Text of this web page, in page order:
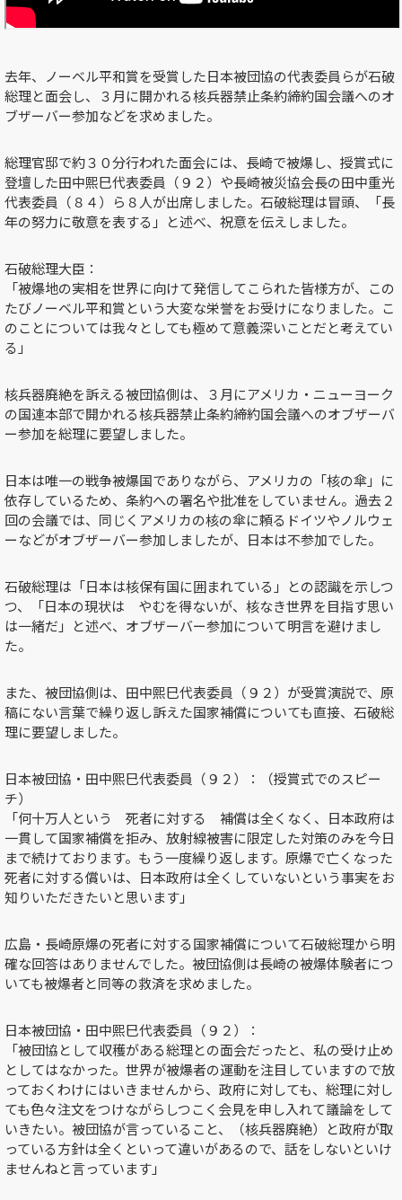
去年、ノーベル平和賞を受賞した日本被団協の代表委員らが石破
総理と面会し、３月に開かれる核兵器禁止条約締約国会議へのオ
ブザーバー参加などを求めました。
総理官邸で約３０分行われた面会には、長崎で被爆し、授賞式に
登壇した田中熙巳代表委員（９２）や長崎被災協会長の田中重光
代表委員（８４）ら８人が出席しました。石破総理は冒頭、「長
年の努力に敬意を表する」と述べ、祝意を伝えしました。
石破総理大臣：
「被爆地の実相を世界に向けて発信してこられた皆様方が、この
たびノーベル平和賞という大変な栄誉をお受けになりました。こ
のことについては我々としても極めて意義深いことだと考えてい
る」
核兵器廃絶を訴える被団協側は、３月にアメリカ・ニューヨーク
の国連本部で開かれる核兵器禁止条約締約国会議へのオブザーバ
ー参加を総理に要望しました。
日本は唯一の戦争被爆国でありながら、アメリカの「核の傘」に
依存しているため、条約への署名や批准をしていません。過去２
回の会議では、同じくアメリカの核の傘に頼るドイツやノルウェ
ーなどがオブザーバー参加しましたが、日本は不参加でした。
石破総理は「日本は核保有国に囲まれている」との認識を示しつ
つ、「日本の現状は やむを得ないが、核なき世界を目指す思い
は一緒だ」と述べ、オブザーバー参加について明言を避けまし
た。
また、被団協側は、田中熙巳代表委員（９２）が受賞演説で、原
稿にない言葉で繰り返し訴えた国家補償についても直接、石破総
理に要望しました。
日本被団協・田中熙巳代表委員（９２）：（授賞式でのスピー
チ）
「何十万人という 死者に対する 補償は全くなく、日本政府は
一貫して国家補償を拒み、放射線被害に限定した対策のみを今日
まで続けております。もう一度繰り返します。原爆で亡くなった
死者に対する償いは、日本政府は全くしていないという事実をお
知りいただきたいと思います」
広島・長崎原爆の死者に対する国家補償について石破総理から明
確な回答はありませんでした。被団協側は長崎の被爆体験者につ
いても被爆者と同等の救済を求めました。
日本被団協・田中熙巳代表委員（９２）：
「被団協として収穫がある総理との面会だったと、私の受け止め
としてはなかった。世界が被爆者の運動を注目していますので放
っておくわけにはいきませんから、政府に対しても、総理に対し
ても色々注文をつけながらしつこく会見を申し入れて議論をして
いきたい。被団協が言っていること、（核兵器廃絶）と政府が取
っている方針は全くといって違いがあるので、話をしないといけ
ませんねと言っています」